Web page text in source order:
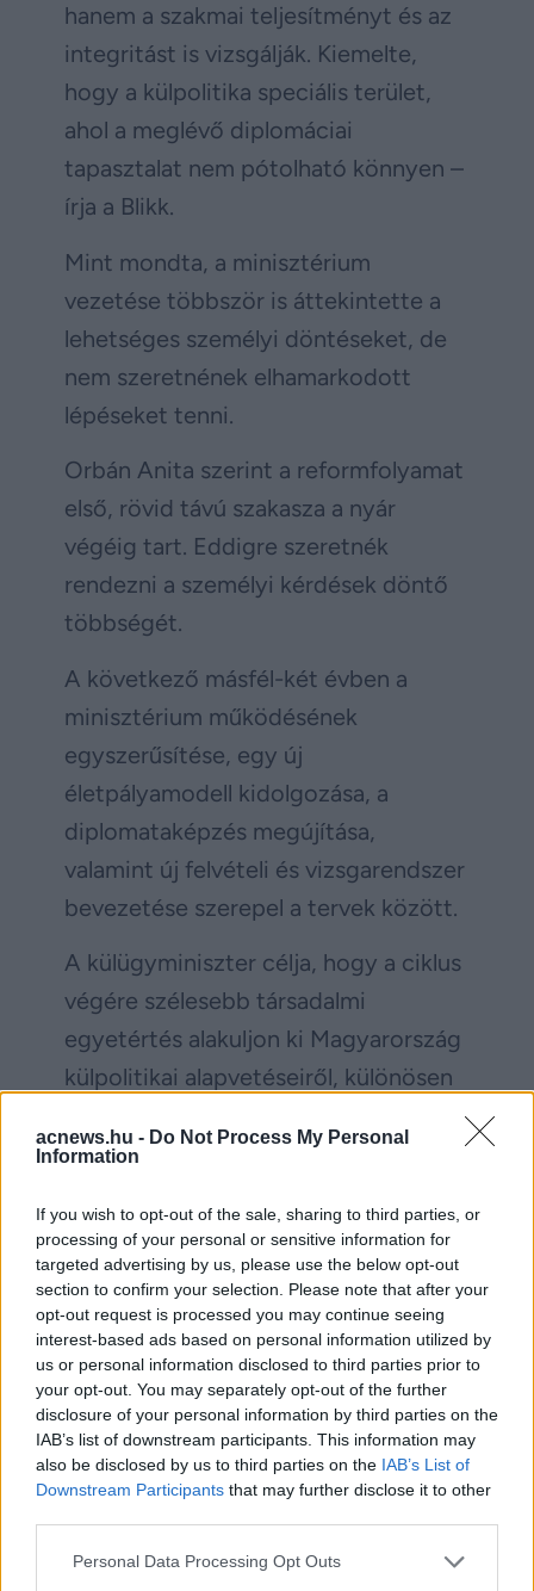
acnews.hu - Do Not Process My Personal
Information
If you wish to opt-out of the sale, sharing to third parties, or
processing of your personal or sensitive information for
targeted advertising by us, please use the below opt-out
section to confirm your selection. Please note that after your
opt-out request is processed you may continue seeing
interest-based ads based on personal information utilized by
us or personal information disclosed to third parties prior to
your opt-out. You may separately opt-out of the further
disclosure of your personal information by third parties on the
IAB’s list of downstream participants. This information may
also be disclosed by us to third parties on the IAB’s List of
Downstream Participants that may further disclose it to other
Please note that this website/app uses one or more Google
Personal Data Processing Opt Outs
hanem a szakmai teljesítményt és az
integritást is vizsgálják. Kiemelte,
hogy a külpolitika speciális terület,
ahol a meglévő diplomáciai
tapasztalat nem pótolható könnyen –
írja a Blikk.
Mint mondta, a minisztérium
vezetése többször is áttekintette a
lehetséges személyi döntéseket, de
nem szeretnének elhamarkodott
lépéseket tenni.
Orbán Anita szerint a reformfolyamat
első, rövid távú szakasza a nyár
végéig tart. Eddigre szeretnék
rendezni a személyi kérdések döntő
többségét.
A következő másfél-két évben a
minisztérium működésének
egyszerűsítése, egy új
életpályamodell kidolgozása, a
diplomataképzés megújítása,
valamint új felvételi és vizsgarendszer
bevezetése szerepel a tervek között.
A külügyminiszter célja, hogy a ciklus
végére szélesebb társadalmi
egyetértés alakuljon ki Magyarország
külpolitikai alapvetéseiről, különösen
kérdésében.
Facebook Twitter
Reddit Telegram
Email
Hirdetés